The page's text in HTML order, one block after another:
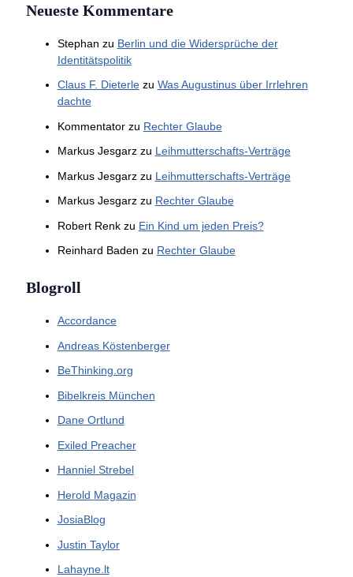
Neueste Kommentare
Stephan zu Berlin und die Widersprüche der
Identitätspolitik
Claus F. Dieterlezu Was Augustinus über Irrlehren
dachte
Kommentatorzu Rechter Glaube
Markus Jesgarzzu Leihmutterschafts-Verträge
Markus Jesgarzzu Leihmutterschafts-Verträge
Markus Jesgarzzu Rechter Glaube
Robert Renkzu Ein Kind um jeden Preis?
Reinhard Baden zu Rechter Glaube
Blogroll
Accordance
Andreas Köstenberger
BeThinking.org
Bibelkreis München
Dane Ortlund
Exiled Preacher
Hanniel Strebel
Herold Magazin
JosiaBlog
Justin Taylor
Lahayne.lt